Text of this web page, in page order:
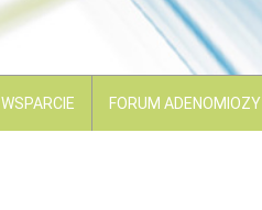
WSPARCIE FORUM ADENOMIOZY